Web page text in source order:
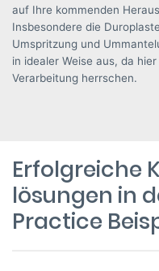
auf Ihre kommenden
Insbesondere die
Umspritzung und
in idealer Weise aus, da
Verarbeitung herrschen.
Erfolgreiche
lösungen in
Practice